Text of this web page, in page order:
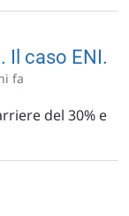
Il caso ENI.
fa
del 30% e